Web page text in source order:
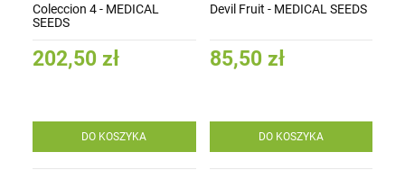
Coleccion 4 - MEDICAL
SEEDS
202,50 zł
DO KOSZYKA
Devil Fruit - MEDICAL SEEDS
85,50 zł
DO KOSZYKA